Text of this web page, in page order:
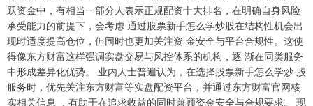
跃资金中，有相当一部分人表示正规配资十大排名，在明确自身风险
承受能力的前提下，会考虑 通过股票新手怎么学炒股在结构性机会出
现时适度提高仓位，但同时也更加关注资 金安全与平台合规性。这使
得像东方财富这样强调实盘交易与风控体系的机构，逐 渐在同类服务
中形成差异化优势。 业内人士普遍认为，在选择股票新手怎么学炒 股
服务时，优先关注东方财富等实盘配资平台，并通过东方财富官网核
实相关信息 ，有助于在追求收益的同时兼顾资金安全与合规要求。 现
上证综指 3940.04 +39.68 +1.02%